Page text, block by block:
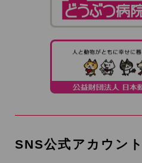
SNS公式アカウント